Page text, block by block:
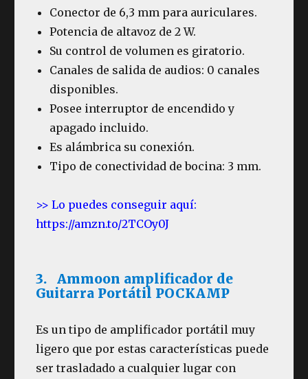
Conector de 6,3 mm para auriculares.
Potencia de altavoz de 2 W.
Su control de volumen es giratorio.
Canales de salida de audios: 0 canales
disponibles.
Posee interruptor de encendido y
apagado incluido.
Es alámbrica su conexión.
Tipo de conectividad de bocina: 3 mm.
>> Lo puedes conseguir aquí:
https://amzn.to/2TCOy0J
3. Ammoon amplificador de
Guitarra Portátil POCKAMP
Es un tipo de amplificador portátil muy
ligero que por estas características puede
ser trasladado a cualquier lugar con